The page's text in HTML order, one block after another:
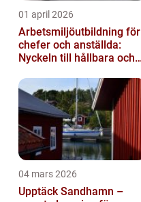
01 april 2026
Arbetsmiljöutbildning för
chefer och anställda:
Nyckeln till hållbara och
04 mars 2026
Upptäck Sandhamn –